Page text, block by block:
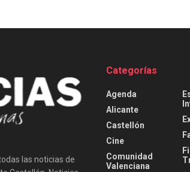
las noticias de
Categorías
Agenda
Alicante
Castellón
Cine
Comunidad
Valenciana